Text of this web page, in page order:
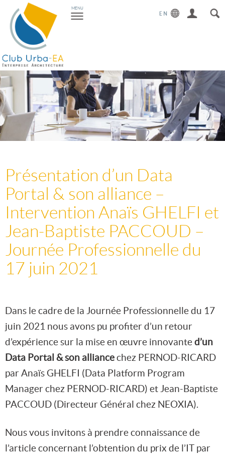
Toggle
navigation
MENU
Présentation d’un Data
Portal & son alliance –
Intervention Anaïs GHELFI et
Jean-Baptiste PACCOUD –
Journée Professionnelle du
17 juin 2021
Dans le cadre de la Journée Professionnelle du 17
juin 2021 nous avons pu profiter d’un retour
d’expérience sur la mise en œuvre innovanted’un
Data Portal & son alliancechez PERNOD-RICARD
par Anaïs GHELFI (Data Platform Program
Manager chez PERNOD-RICARD) et Jean-Baptiste
PACCOUD (Directeur Général chez NEOXIA).
Nous vous invitons à prendre connaissance de
l’article concernant l’obtention du prix de l’IT par